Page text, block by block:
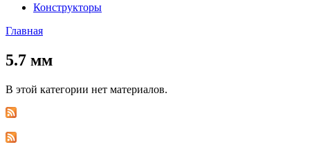
Конструкторы
Главная
5.7 мм
В этой категории нет материалов.